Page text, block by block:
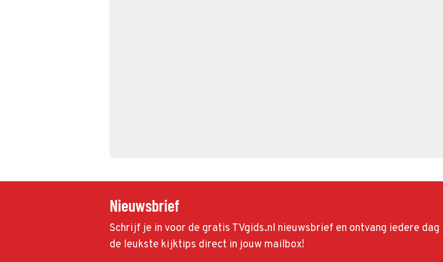
Nieuwsbrief
Schrijf je in voor de gratis TVgids.nl nieuwsbrief en ontvang iedere dag
de leukste kijktips direct in jouw mailbox!